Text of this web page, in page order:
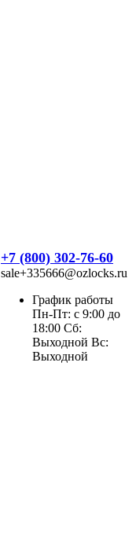
+7 (800) 302-76-60
sale+335666@ozlocks.ru
График работы
Пн-Пт: с 9:00 до
18:00 Сб:
Выходной Вс:
Выходной